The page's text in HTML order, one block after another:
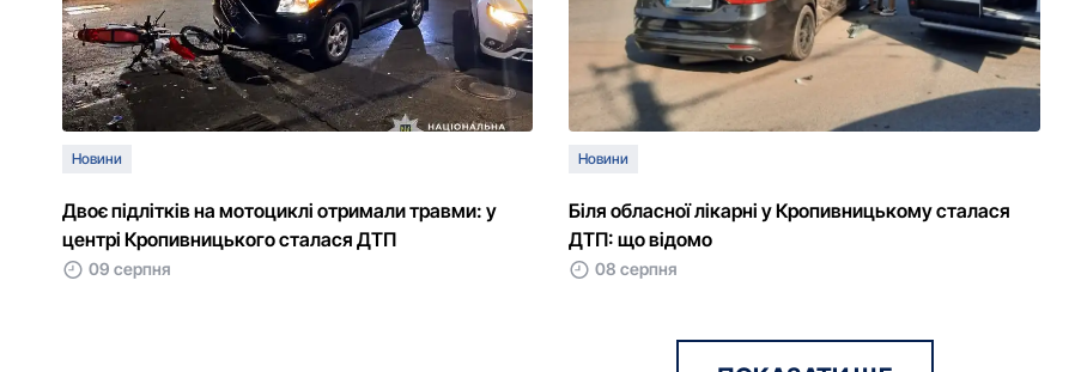
Новини
Двоє підлітків на мотоциклі отримали травми: у
центрі Кропивницького сталася ДТП
09 серпня
Новини
Біля обласної лікарні у Кропивницькому сталася
ДТП: що відомо
08 серпня